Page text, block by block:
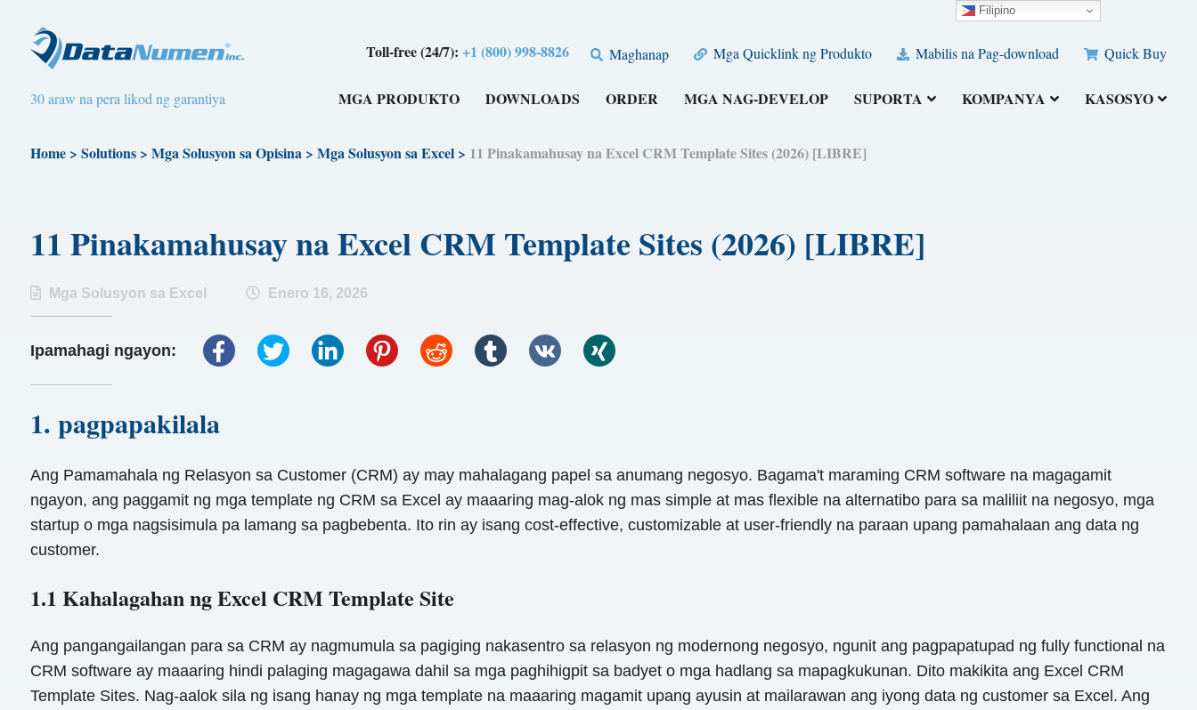
Toll-free (24/7):+1 (800) 998-8826 Maghanap Mga Quicklink ng Produkto Mabilis na Pag-download Quick Buy
30 araw na pera likod ng garantiya MGA PRODUKTO DOWNLOADS ORDER MGA NAG-DEVELOP SUPORTA KOMPANYA KASOSYO
Home > Solutions> Mga Solusyon sa Opisina> Mga Solusyon sa Excel> 11 Pinakamahusay na Excel CRM Template Sites (2026) [LIBRE]
11 Pinakamahusay na Excel CRM Template Sites (2026) [LIBRE]
Mga Solusyon sa Excel Enero 16, 2026
Ipamahagi ngayon:
1. pagpapakilala
Ang Pamamahala ng Relasyon sa Customer (CRM) ay may mahalagang papel sa anumang negosyo. Bagama't maraming CRM software na magagamit
ngayon, ang paggamit ng mga template ng CRM sa Excel ay maaaring mag-alok ng mas simple at mas flexible na alternatibo para sa maliliit na negosyo, mga
startup o mga nagsisimula pa lamang sa pagbebenta. Ito rin ay isang cost-effective, customizable at user-friendly na paraan upang pamahalaan ang data ng
customer.
1.1 Kahalagahan ng Excel CRM Template Site
Ang pangangailangan para sa CRM ay nagmumula sa pagiging nakasentro sa relasyon ng modernong negosyo, ngunit ang pagpapatupad ng fully functional na
CRM software ay maaaring hindi palaging magagawa dahil sa mga paghihigpit sa badyet o mga hadlang sa mapagkukunan. Dito makikita ang Excel CRM
Template Sites. Nag-aalok sila ng isang hanay ng mga template na maaaring magamit upang ayusin at mailarawan ang iyong data ng customer sa Excel. Ang
Filipino